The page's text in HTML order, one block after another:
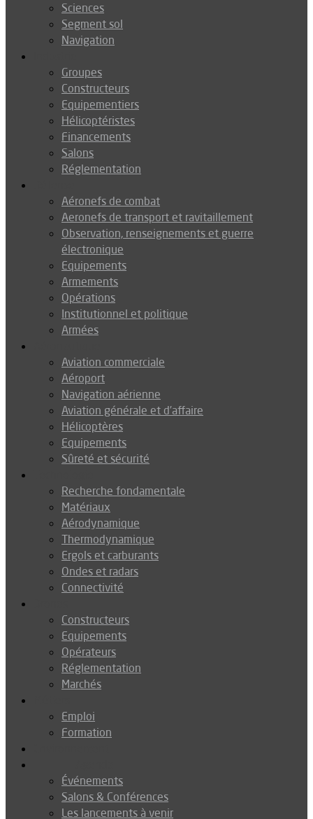
Sciences
Segment sol
Navigation
Groupes
Constructeurs
Equipementiers
Hélicoptéristes
Financements
Salons
Réglementation
Aéronefs de combat
Aeronefs de transport et ravitaillement
Observation, renseignements et guerre
électronique
Equipements
Armements
Opérations
Institutionnel et politique
Armées
Aviation commerciale
Aéroport
Navigation aérienne
Aviation générale et d’affaire
Hélicoptères
Equipements
Sûreté et sécurité
Recherche fondamentale
Matériaux
Aérodynamique
Thermodynamique
Ergols et carburants
Ondes et radars
Connectivité
Constructeurs
Equipements
Opérateurs
Réglementation
Marchés
Emploi
Formation
Événements
Salons & Conférences
Les lancements à venir